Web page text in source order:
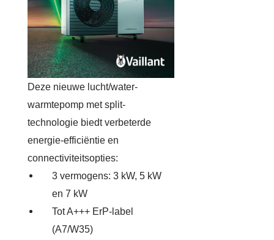
Deze nieuwe lucht/water-
warmtepomp met split-
technologie biedt verbeterde
energie-efficiëntie en
connectiviteitsopties:
3 vermogens: 3 kW, 5 kW
en 7 kW
Tot A+++ ErP-label
(A7/W35)